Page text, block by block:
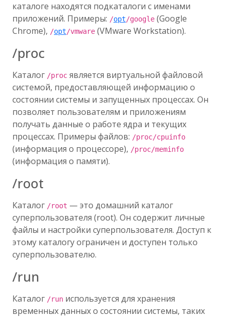
каталоге находятся подкаталоги с именами
приложений. Примеры: /opt/google (Google
Chrome), /opt/vmware (VMware Workstation).
/proc
Каталог /proc является виртуальной файловой
системой, предоставляющей информацию о
состоянии системы и запущенных процессах. Он
позволяет пользователям и приложениям
получать данные о работе ядра и текущих
процессах. Примеры файлов: /proc/cpuinfo
(информация о процессоре), /proc/meminfo
(информация о памяти).
/root
Каталог /root — это домашний каталог
суперпользователя (root). Он содержит личные
файлы и настройки суперпользователя. Доступ к
этому каталогу ограничен и доступен только
суперпользователю.
/run
Каталог /run используется для хранения
временных данных о состоянии системы, таких